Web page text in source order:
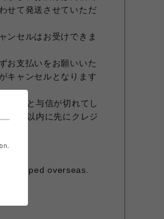
せて発送させていただ
ンセルはお受けできま
お支払いをお願いいた
キャンセルとなります
ますと与信が切れてし
30日以内に先にクレジ
shipped overseas.